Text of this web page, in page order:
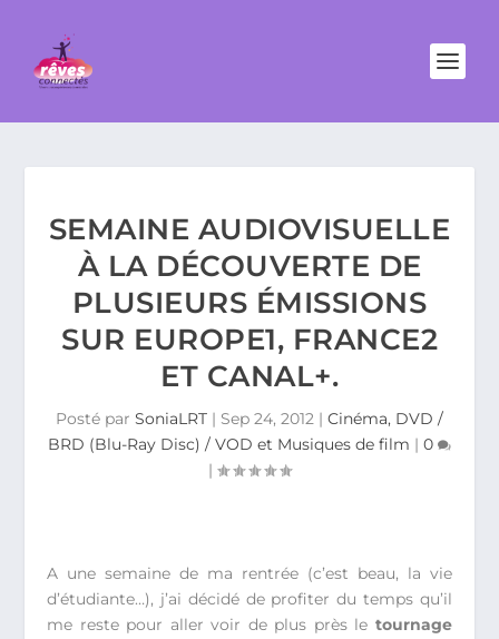
SEMAINE AUDIOVISUELLE
À LA DÉCOUVERTE DE
PLUSIEURS ÉMISSIONS
SUR EUROPE1, FRANCE2
ET CANAL+.
Posté par SoniaLRT | Sep 24, 2012 | Cinéma, DVD /
BRD (Blu-Ray Disc) / VOD et Musiques de film | 0
|
A une semaine de ma rentrée (c’est beau, la vie
d’étudiante…), j’ai décidé de profiter du temps qu’il
me reste pour aller voir de plus près le tournage